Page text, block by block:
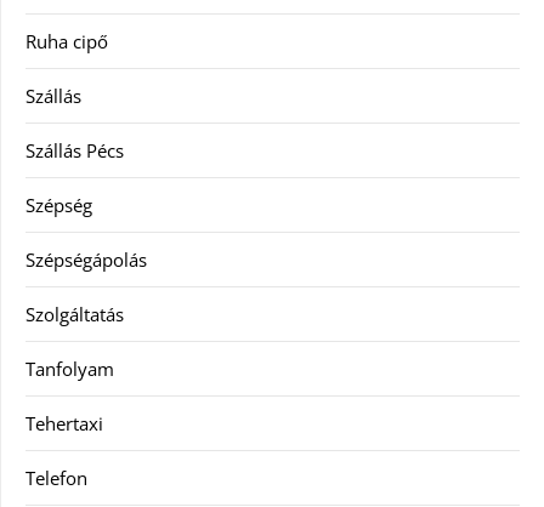
Ruha cipő
Szállás
Szállás Pécs
Szépség
Szépségápolás
Szolgáltatás
Tanfolyam
Tehertaxi
Telefon